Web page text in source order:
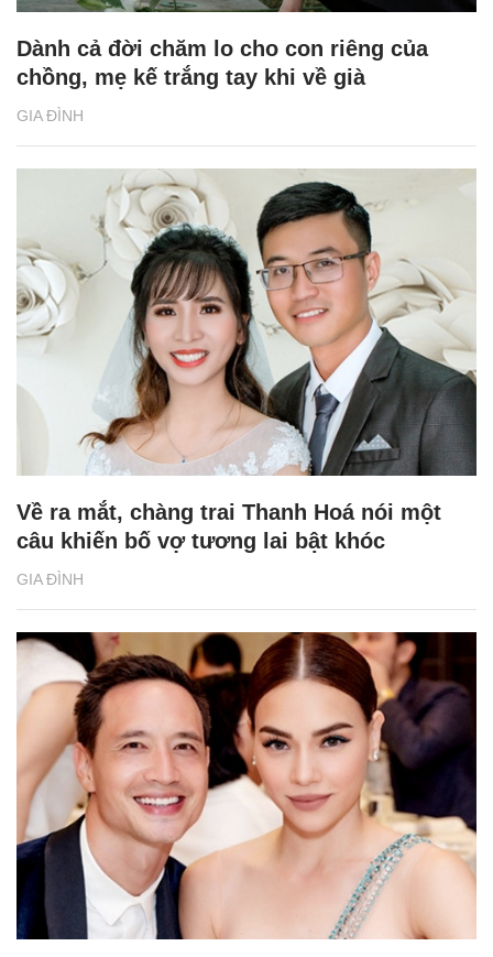
GIA ĐÌNH
Dành cả đời chăm lo cho con riêng của
chồng, mẹ kế trắng tay khi về già
GIA ĐÌNH
Về ra mắt, chàng trai Thanh Hoá nói một
câu khiến bố vợ tương lai bật khóc